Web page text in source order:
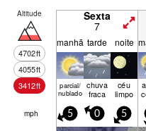
Altitude
4702ft
4055ft
3412ft
Sexta
7
manhã tarde noite
parcial/
nublado
chuva
fraca
céu
limpo
mph 5 0 5